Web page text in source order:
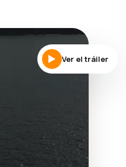
Ver el tráiler